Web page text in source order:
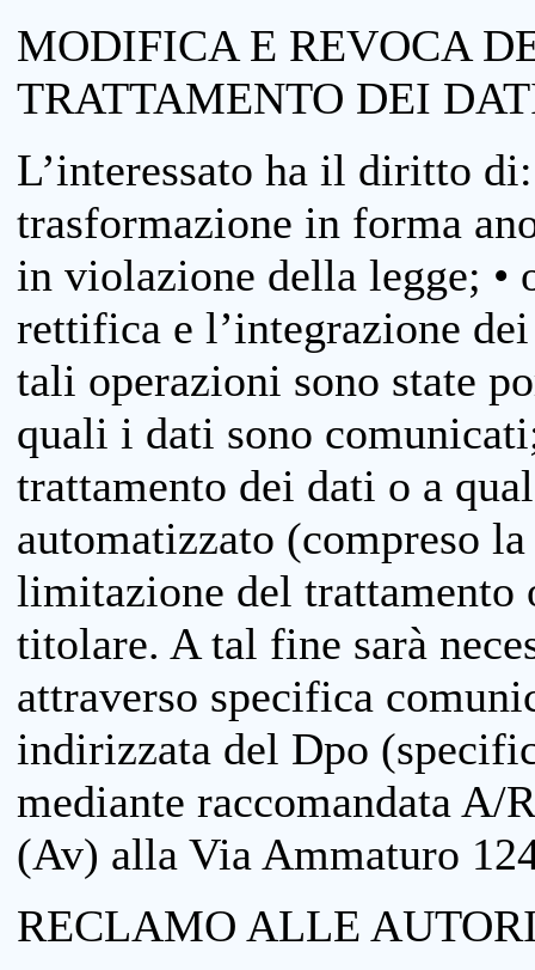
MODIFICA E REVOCA
TRATTAMENTO DEI
L’interessato ha il diritto
trasformazione in forma
in violazione della legge; •
rettifica e l’integrazione
tali operazioni sono state
quali i dati sono
trattamento dei dati o a
automatizzato (compreso
limitazione del trattamento
titolare. A tal fine sarà
attraverso specifica
indirizzata del Dpo
mediante raccomandata
(Av) alla Via Ammaturo
RECLAMO ALLE